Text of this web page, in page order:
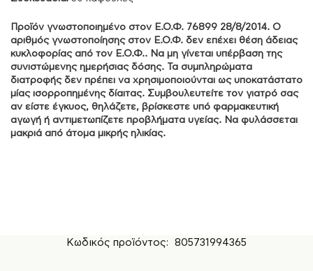
Προϊόν γνωστοποιημένο στον Ε.Ο.Φ. 76899 28/8/2014. Ο
αριθμός γνωστοποίησης στον Ε.Ο.Φ. δεν επέχει θέση άδειας
κυκλοφορίας από τον Ε.Ο.Φ.. Να μη γίνεται υπέρβαση της
συνιστώμενης ημερήσιας δόσης. Τα συμπληρώματα
διατροφής δεν πρέπει να χρησιμοποιούνται ως υποκατάστατο
μίας ισορροπημένης δίαιτας. Συμβουλευτείτε τον γιατρό σας
αν είστε έγκυος, θηλάζετε, βρίσκεστε υπό φαρμακευτική
αγωγή ή αντιμετωπίζετε προβλήματα υγείας. Να φυλάσσεται
μακριά από άτομα μικρής ηλικίας.
Κωδικός προϊόντος: 805731994365